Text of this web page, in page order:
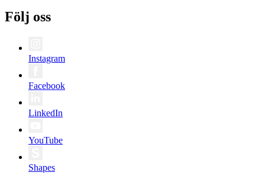
Följ oss
Instagram
Facebook
LinkedIn
YouTube
Shapes